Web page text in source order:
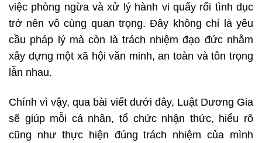
việc phòng ngừa và xử lý hành vi quấy rối tình dục
trở nên vô cùng quan trọng. Đây không chỉ là yêu
cầu pháp lý mà còn là trách nhiệm đạo đức nhằm
xây dựng một xã hội văn minh, an toàn và tôn trọng
lẫn nhau.
Chính vì vậy, qua bài viết dưới đây, Luật Dương Gia
sẽ giúp mỗi cá nhân, tổ chức nhận thức, hiểu rõ
cũng như thực hiện đúng trách nhiệm của mình